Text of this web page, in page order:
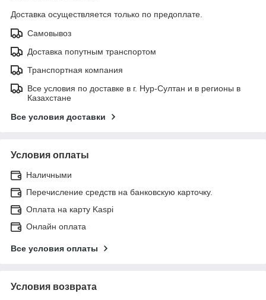
Доставка осуществляется только по предоплате.
Самовывоз
Доставка попутным транспортом
Транспортная компания
Все условия по доставке в г. Нур-Султан и в регионы в
Казахстане
Все условия доставки
Условия оплаты
Наличными
Перечисление средств на банковскую карточку.
Оплата на карту Kaspi
Онлайн оплата
Все условия оплаты
Условия возврата